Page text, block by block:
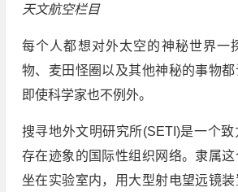
天文航空栏目
每个人都想对外太空的神秘世界一
物、麦田怪圈以及其他神秘的事物都
即使科学家也不例外。
搜寻地外文明研究所(SETI)是一个
存在迹象的国际性组织网络。隶属这
坐在实验室内，用大型射电望远镜